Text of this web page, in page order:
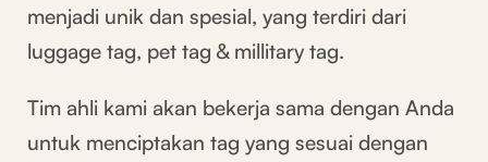
menjadi unik dan spesial, yang terdiri dari
luggage tag, pet tag & millitary tag.
Tim ahli kami akan bekerja sama dengan Anda
untuk menciptakan tag yang sesuai dengan